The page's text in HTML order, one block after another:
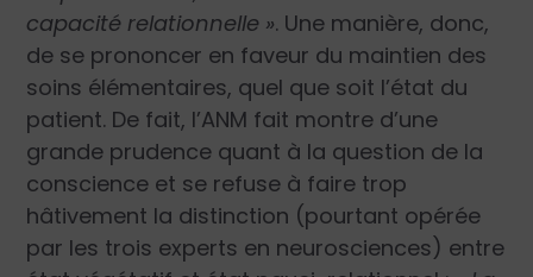
capacité relationnelle ». Une manière, donc,
de se prononcer en faveur du maintien des
soins élémentaires, quel que soit l’état du
patient. De fait, l’ANM fait montre d’une
grande prudence quant à la question de la
conscience et se refuse à faire trop
hâtivement la distinction (pourtant opérée
par les trois experts en neurosciences) entre